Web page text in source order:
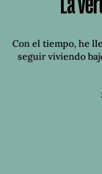
La
Con el tiempo, he
seguir viviendo